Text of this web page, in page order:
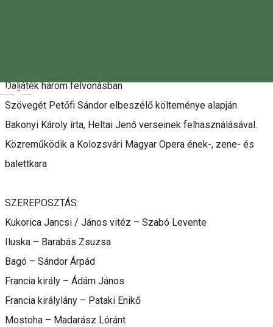
Magyar
Daljáték három felvonásban
Szövegét Petőfi Sándor elbeszélő költeménye alapján
Bakonyi Károly írta, Heltai Jenő verseinek felhasználásával.
Közreműködik a Kolozsvári Magyar Opera ének-, zene- és
balettkara
SZEREPOSZTÁS:
Kukorica Jancsi / János vitéz – Szabó Levente
Iluska – Barabás Zsuzsa
Bagó – Sándor Árpád
Francia király – Ádám János
Francia királylány – Pataki Enikő
Mostoha – Madarász Lóránt